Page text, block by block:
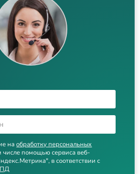
наобработку персональных
числе помощью сервиса веб-
в соответствии с